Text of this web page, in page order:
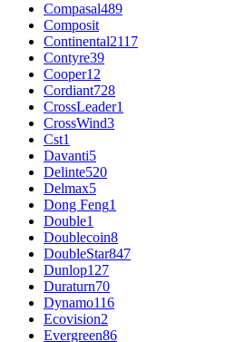
Compasal489
Composit
Continental2117
Contyre39
Cooper12
Cordiant728
CrossLeader1
CrossWind3
Cst1
Davanti5
Delinte520
Delmax5
Dong Feng1
Double1
Doublecoin8
DoubleStar847
Dunlop127
Duraturn70
Dynamo116
Ecovision2
Evergreen86